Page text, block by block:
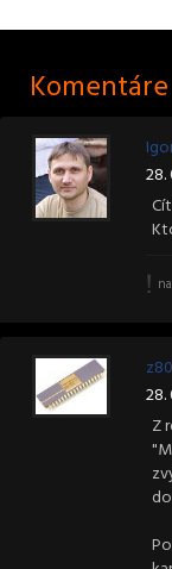
Komentáre
28.
z80
28.
Z